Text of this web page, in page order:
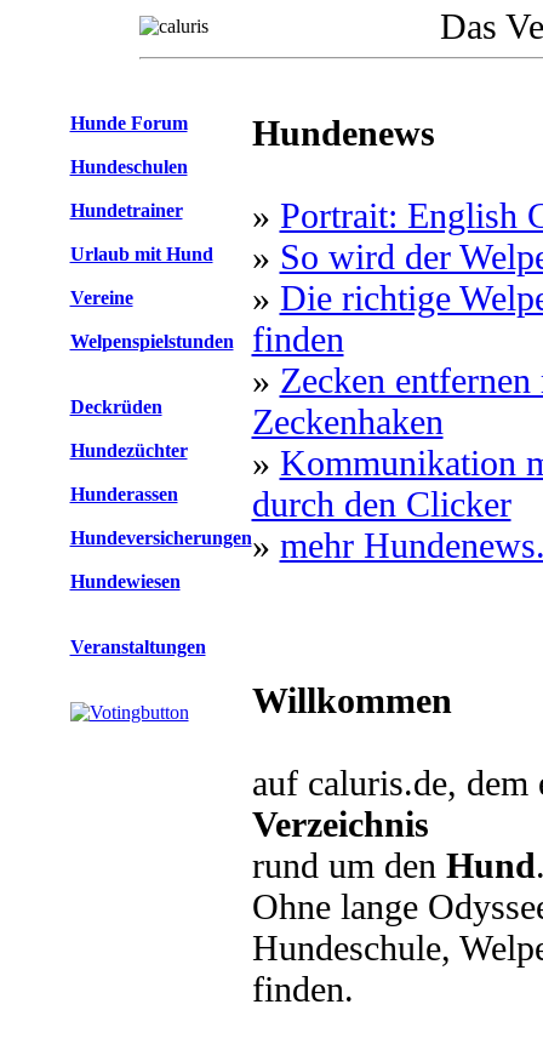
Das
Hunde Forum
Hundeschulen
Hundetrainer
Urlaub mit Hund
Vereine
Welpenspielstunden
Deckrüden
Hundezüchter
Hunderassen
Hundeversicherungen
Hundewiesen
Veranstaltungen
Hundenews
» Portrait: English
» So wird der
» Die richtige
finden
» Zecken
Zeckenhaken
» Kommunikation
durch den Clicker
» mehr
Willkommen
auf caluris.de, dem
Verzeichnis
rund um den Hund
Ohne lange
Hundeschule,
finden.